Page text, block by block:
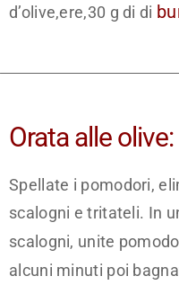
d’olive,ere,30 g di di
Orata alle
Spellate i pomodori,
scalogni e tritateli. In
scalogni, unite
alcuni minuti poi